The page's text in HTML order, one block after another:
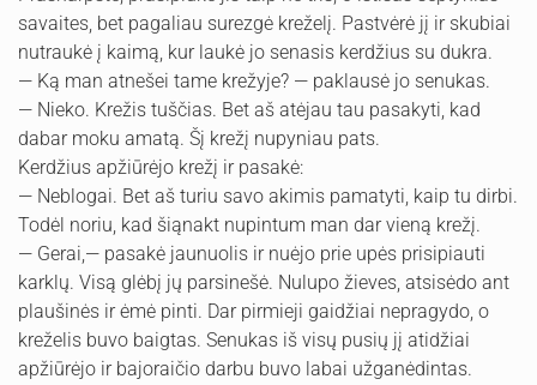
savaites, bet pagaliau surezgė kreželį. Pastvėrė jį ir skubiai
nutraukė į kaimą, kur laukė jo senasis kerdžius su dukra.
— Ką man atnešei tame krežyje? — paklausė jo senukas.
— Nieko. Krežis tuščias. Bet aš atėjau tau pasakyti, kad
dabar moku amatą. Šį krežį nupyniau pats.
Kerdžius apžiūrėjo krežį ir pasakė:
— Neblogai. Bet aš turiu savo akimis pamatyti, kaip tu dirbi.
Todėl noriu, kad šiąnakt nupintum man dar vieną krežį.
— Gerai,— pasakė jaunuolis ir nuėjo prie upės prisipiauti
karklų. Visą glėbį jų parsinešė. Nulupo žieves, atsisėdo ant
plaušinės ir ėmė pinti. Dar pirmieji gaidžiai nepragydo, o
kreželis buvo baigtas. Senukas iš visų pusių jį atidžiai
apžiūrėjo ir bajoraičio darbu buvo labai užganėdintas.